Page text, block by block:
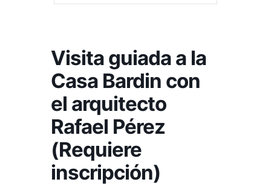
Visita guiada a la
Casa Bardin con
el arquitecto
Rafael Pérez
(Requiere
inscripción)